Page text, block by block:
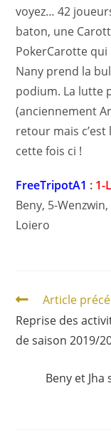
voyez… 42
baton, une
PokerCarotte
Nany prend la
podium. La lutte
(anciennement
retour mais
cette fois ci !
FreeTripotA1 : 1-
Beny, 5-
Loiero
Article
Reprise des
de saison 2019/
Beny et